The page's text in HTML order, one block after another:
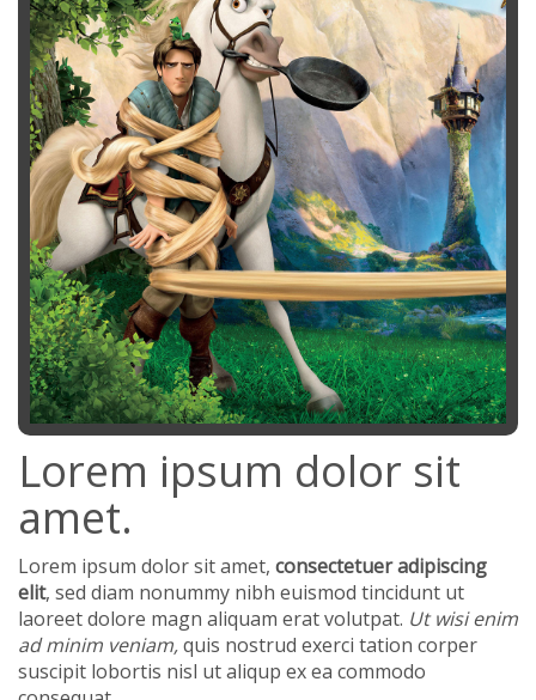
Signup
Choose Your State
Contact Us
Lorem ipsum dolor sit
amet.
Lorem ipsum dolor sit amet, consectetuer adipiscing
elit, sed diam nonummy nibh euismod tincidunt ut
laoreet dolore magn aliquam erat volutpat. Ut wisi enim
ad minim veniam,quis nostrud exerci tation corper
suscipit lobortis nisl ut aliqup ex ea commodo